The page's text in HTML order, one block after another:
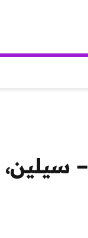
على البودكاست: ملخص